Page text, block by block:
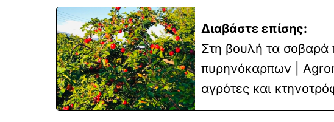
Διαβάστε επίσης:
Στη βουλή τα σοβαρά
πυρηνόκαρπων |
αγρότες και